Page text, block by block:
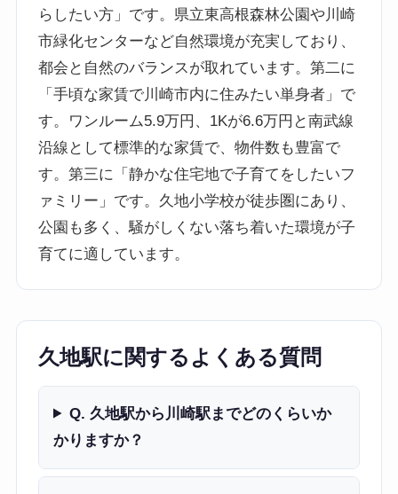
らしたい方」です。県立東高根森林公園や川崎
市緑化センターなど自然環境が充実しており、
都会と自然のバランスが取れています。第二に
「手頃な家賃で川崎市内に住みたい単身者」で
す。ワンルーム5.9万円、1Kが6.6万円と南武線
沿線として標準的な家賃で、物件数も豊富で
す。第三に「静かな住宅地で子育てをしたいフ
ァミリー」です。久地小学校が徒歩圏にあり、
公園も多く、騒がしくない落ち着いた環境が子
育てに適しています。
久地駅に関するよくある質問
Q. 久地駅から川崎駅までどのくらいか
かりますか？